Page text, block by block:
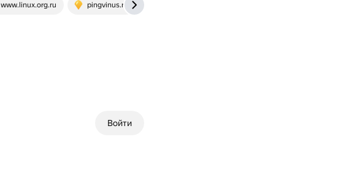
www.linux.org.ru pingvinus.ru
Войти